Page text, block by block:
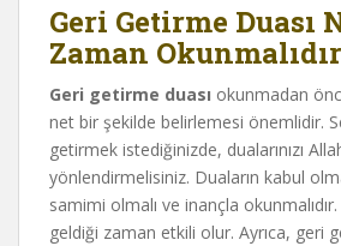
Geri Getirme Duası
Zaman
Geri getirme duası okunmadan
net bir şekilde belirlemesi önemlidir.
getirmek istediğinizde, dualarınızı
yönlendirmelisiniz. Duaların kabul
samimi olmalı ve inançla
geldiği zaman etkili olur. Ayrıca, geri